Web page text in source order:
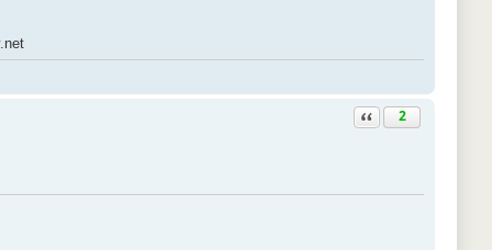
Ответить с цитатой
2